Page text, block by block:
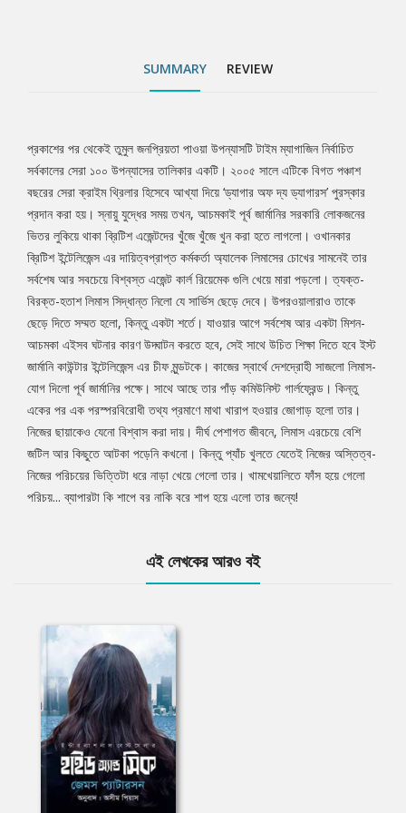
কাজের স্বার্থে দেশদ্রোহী সাজলো লিমাস- যোগ দিলো পূর্ব জার্মানির পক্ষে। সাথে
কিছুতে আটকা পড়েনি কখনো। কিন্তু প্যাঁচ খুলতে যেতেই নিজের অস্তিত্ব-
নিজের পরিচয়ের ভিত্তিটা ধরে নাড়া খেয়ে গেলো তার। খামখেয়ালিতে ফাঁস হয়ে
গেলো পরিচয়... ব্যাপারটা কি শাপে বর নাকি বরে শাপ হয়ে এলো তার জন্যে!
SUMMARY REVIEW
Tab
Article
প্রকাশের পর থেকেই তুমুল জনপ্রিয়তা পাওয়া উপন্যাসটি টাইম ম্যাগাজিন নির্বাচিত
সর্বকালের সেরা ১০০ উপন্যাসের তালিকার একটি। ২০০৫ সালে এটিকে বিগত পঞ্চাশ
বছরের সেরা ক্রাইম থ্রিলার হিসেবে আখ্যা দিয়ে ‘ড্যাগার অফ দ্য ড্যাগারস’ পুরস্কার
প্রদান করা হয়। স্নায়ু যুদ্ধের সময় তখন, আচমকাই পূর্ব জার্মানির সরকারি লোকজনের
ভিতর লুকিয়ে থাকা ব্রিটিশ এজেন্টদের খুঁজে খুঁজে খুন করা হতে লাগলো। ওখানকার
ব্রিটিশ ইন্টেলিজেন্স এর দায়িত্বপ্রাপ্ত কর্মকর্তা অ্যালেক লিমাসের চোখের সামনেই তার
সর্বশেষ আর সবচেয়ে বিশ্বস্ত এজেন্ট কার্ল রিয়েমেক গুলি খেয়ে মারা পড়লো। ত্যক্ত-
বিরক্ত-হতাশ লিমাস সিদ্ধান্ত নিলো যে সার্ভিস ছেড়ে দেবে। উপরওয়ালারাও তাকে
ছেড়ে দিতে সম্মত হলো, কিন্তু একটা শর্তে। যাওয়ার আগে সর্বশেষ আর একটা মিশন-
আচমকা এইসব ঘটনার কারণ উদ্ঘাটন করতে হবে, সেই সাথে উচিত শিক্ষা দিতে হবে ইস্ট
জার্মানি কাউন্টার ইন্টেলিজেন্স এর চীফ মুন্ডটকে। কাজের স্বার্থে দেশদ্রোহী সাজলো লিমাস-
যোগ দিলো পূর্ব জার্মানির পক্ষে। সাথে আছে তার পাঁড় কমিউনিস্ট গার্লফ্রেন্ড। কিন্তু
একের পর এক পরস্পরবিরোধী তথ্য প্রমাণে মাথা খারাপ হওয়ার জোগাড় হলো তার।
নিজের ছায়াকেও যেনো বিশ্বাস করা দায়। দীর্ঘ পেশাগত জীবনে, লিমাস এরচেয়ে বেশি
জটিল আর কিছুতে আটকা পড়েনি কখনো। কিন্তু প্যাঁচ খুলতে যেতেই নিজের অস্তিত্ব-
নিজের পরিচয়ের ভিত্তিটা ধরে নাড়া খেয়ে গেলো তার। খামখেয়ালিতে ফাঁস হয়ে গেলো
পরিচয়... ব্যাপারটা কি শাপে বর নাকি বরে শাপ হয়ে এলো তার জন্যে!
এই লেখকের আরও বই